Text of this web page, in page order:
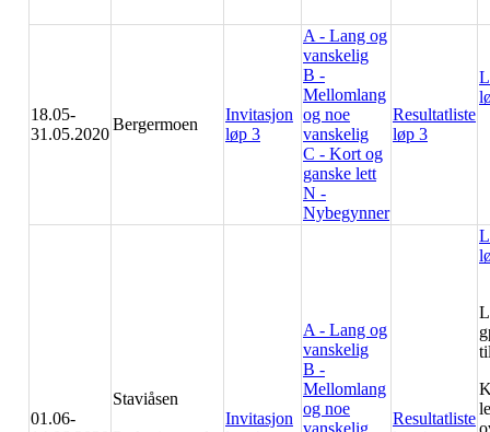
18.05-
31.05.2020
Bergermoen
Invitasjon
løp 3
A - Lang og
vanskelig
B -
Mellomlang
og noe
vanskelig
C - Kort og
ganske lett
N -
Nybegynner
Resultatliste
løp 3
01.06-
Staviåsen
Invitasjon
A - Lang og
vanskelig
B -
Mellomlang
og noe
vanskelig
Resultatliste